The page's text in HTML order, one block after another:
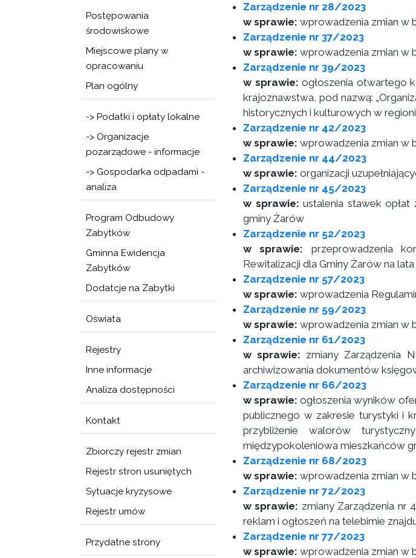
Postępowania
środowiskowe
Miejscowe plany w
opracowaniu
Plan ogólny
-> Podatki i opłaty lokalne
-> Organizacje
pozarządowe - informacje
-> Gospodarka odpadami -
analiza
Program Odbudowy
Zabytków
Gminna Ewidencja
Zabytków
Dodatcje na Zabytki
Oświata
Rejestry
Inne informacje
Analiza dostępności
Kontakt
Zbiorczy rejestr zmian
Rejestr stron usuniętych
Sytuacje kryzysowe
Rejestr umów
Przydatne strony
Zarządzenie nr 28/2023
w sprawie: wprowadzenia zmian w
Zarządzenie nr 37/2023
w sprawie: wprowadzenia zmian w
Zarządzenie nr 39/2023
w sprawie: ogłoszenia otwartego
krajoznawstwa, pod nazwą:
historycznych i kulturowych w
Zarządzenie nr 42/2023
w sprawie: wprowadzenia zmian w
Zarządzenie nr 44/2023
w sprawie: organizacji
Zarządzenie nr 45/2023
w sprawie:ustalenia stawek
gminy Żarów
Zarządzenie nr 52/2023
w sprawie: przeprowadzenia
Rewitalizacji dla Gminy Żarów na
Zarządzenie nr 57/2023
w sprawie: wprowadzenia
Zarządzenie nr 59/2023
w sprawie: wprowadzenia zmian w
Zarządzenie nr 61/2023
w sprawie: zmiany Zarządzenia
archiwizowania dokumentów
Zarządzenie nr 66/2023
w sprawie: ogłoszenia wyników
publicznego w zakresie turystyki i
przybliżenie walorów
międzypokoleniowa mieszkańców
Zarządzenie nr 68/2023
w sprawie: wprowadzenia zmian w
Zarządzenie nr 72/2023
w sprawie: zmiany Zarządzenia nr
reklam i ogłoszeń na telebimie
Zarządzenie nr 77/2023
w sprawie: wprowadzenia zmian w